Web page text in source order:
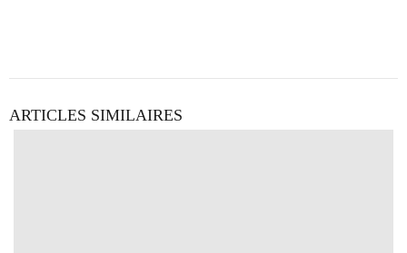
ARTICLES SIMILAIRES